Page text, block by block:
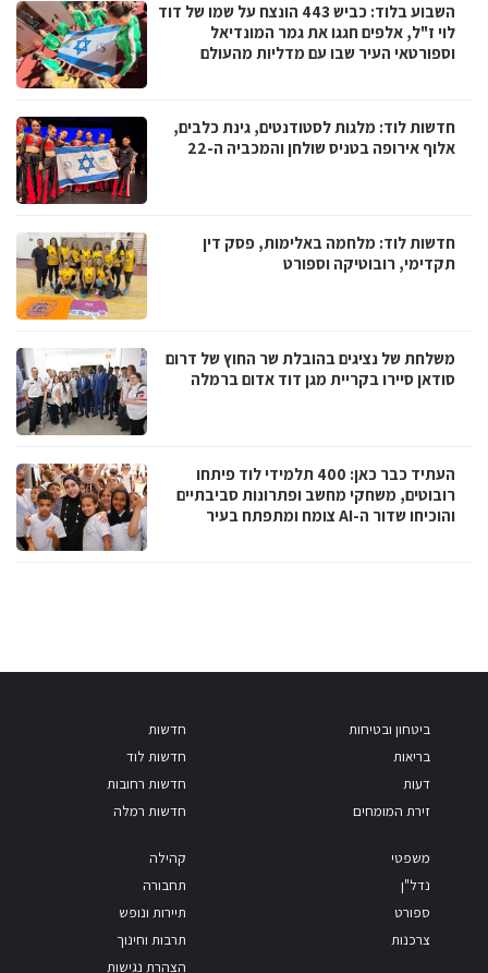
השבוע בלוד: כביש 443 הונצח על שמו של דוד
לוי ז"ל, אלפים חגגו את גמר המונדיאל
וספורטאי העיר שבו עם מדליות מהעולם
חדשות לוד: מלגות לסטודנטים, גינת כלבים,
אלוף אירופה בטניס שולחן והמכביה ה-22
חדשות לוד: מלחמה באלימות, פסק דין
תקדימי, רובוטיקה וספורט
משלחת של נציגים בהובלת שר החוץ של דרום
סודאן סיירו בקריית מגן דוד אדום ברמלה
העתיד כבר כאן: 400 תלמידי לוד פיתחו
רובוטים, משחקי מחשב ופתרונות סביבתיים
והוכיחו שדור ה-AI צומח ומתפתח בעיר
ביטחון ובטיחות
בריאות
דעות
זירת המומחים
חדשות
חדשות לוד
חדשות רחובות
חדשות רמלה
משפטי
נדל"ן
ספורט
צרכנות
קהילה
תחבורה
תיירות ונופש
תרבות וחינוך
הצהרת נגישות